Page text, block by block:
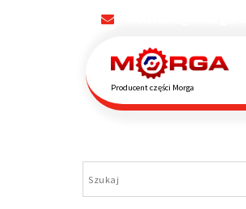
Producent części Morga